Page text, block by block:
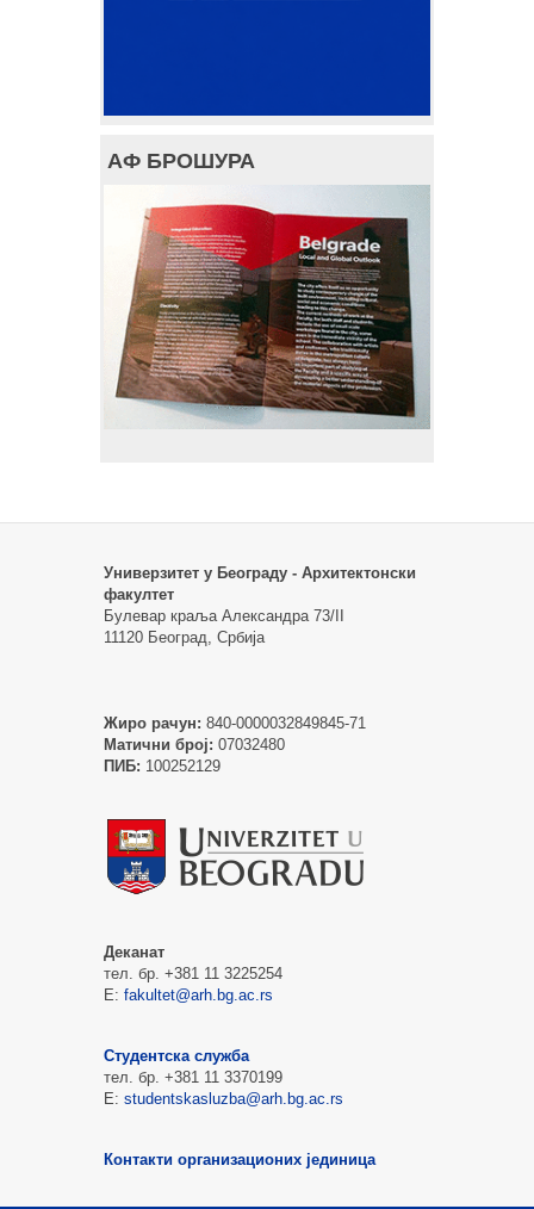
АФ БРОШУРА
Универзитет у Београду - Архитектонски
факултет
Булевар краља Александра 73/II
11120 Београд, Србија
Жиро рачун: 840-0000032849845-71
Матични број: 07032480
ПИБ: 100252129
Деканат
тел. бр. +381 11 3225254
Е: fakultet@arh.bg.ac.rs
Студентска служба
тел. бр. +381 11 3370199
Е: studentskasluzba@arh.bg.ac.rs
Контакти организационих јединица